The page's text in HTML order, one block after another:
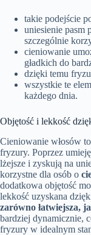
takie podejście
uniesienie pasm
szczególnie
cieniowanie
gładkich do
dzięki temu
wszystkie te
każdego dnia.
Objętość i lekkość
Cieniowanie włosów
fryzury. Poprzez
lżejsze i zyskują na
korzystne dla osób o
dodatkowa objętość
lekkość uzyskana
zarówno łatwiejsza,
bardziej dynamicznie,
fryzury w idealnym